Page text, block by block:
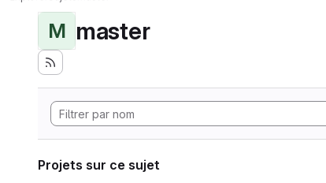
M master
Projets sur ce sujet